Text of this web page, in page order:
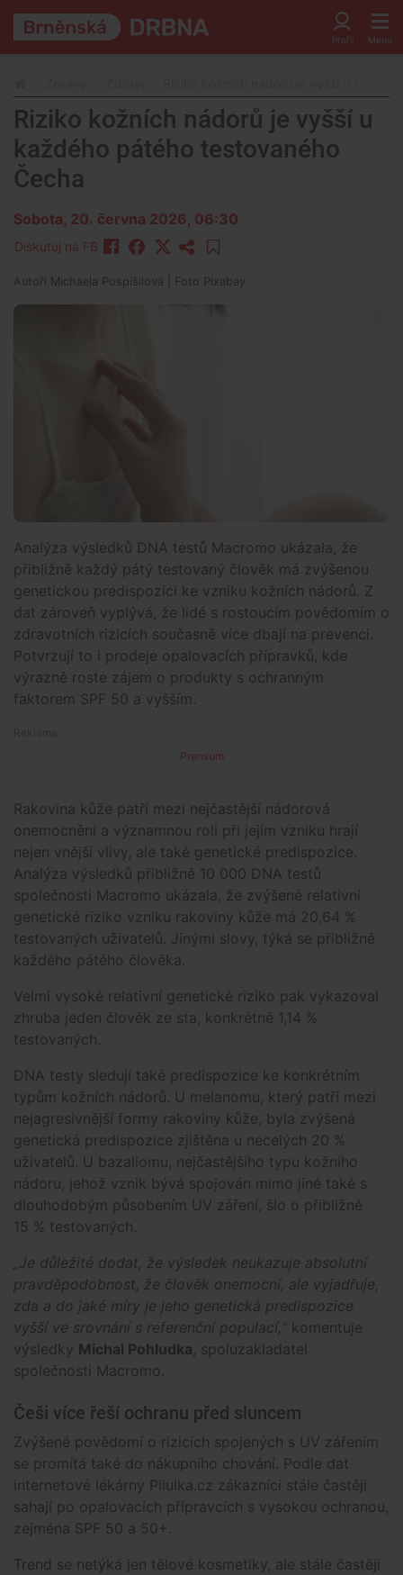
Riziko kožních nádorů je vyšší u
každého pátého testovaného
Čecha
Sobota, 20. června 2026, 06:30
Diskutuj na FB
Autoři Michaela Pospíšilová | Foto Pixabay
Analýza výsledků DNA testů Macromo ukázala, že
přibližně každý pátý testovaný člověk má zvýšenou
genetickou predispozici ke vzniku kožních nádorů. Z
dat zároveň vyplývá, že lidé s rostoucím povědomím o
zdravotních rizicích současně více dbají na prevenci.
Potvrzují to i prodeje opalovacích přípravků, kde
výrazně roste zájem o produkty s ochranným
faktorem SPF 50 a vyšším.
Premium
Rakovina kůže patří mezi nejčastější nádorová
onemocnění a významnou roli při jejím vzniku hrají
nejen vnější vlivy, ale také genetické predispozice.
Analýza výsledků přibližně 10 000 DNA testů
společnosti Macromo ukázala, že zvýšené relativní
genetické riziko vzniku rakoviny kůže má 20,64 %
testovaných uživatelů. Jinými slovy, týká se přibližně
každého pátého člověka.
Velmi vysoké relativní genetické riziko pak vykazoval
zhruba jeden člověk ze sta, konkrétně 1,14 %
testovaných.
DNA testy sledují také predispozice ke konkrétním
typům kožních nádorů. U melanomu, který patří mezi
nejagresivnější formy rakoviny kůže, byla zvýšená
genetická predispozice zjištěna u necelých 20 %
uživatelů. U bazaliomu, nejčastějšího typu kožního
nádoru, jehož vznik bývá spojován mimo jiné také s
dlouhodobým působením UV záření, šlo o přibližně
15 % testovaných.
„Je důležité dodat, že výsledek neukazuje absolutní
pravděpodobnost, že člověk onemocní, ale vyjadřuje,
zda a do jaké míry je jeho genetická predispozice
vyšší ve srovnání s referenční populací,“ komentuje
výsledky Michal Pohludka , spoluzakladatel
společnosti Macromo.
Češi více řeší ochranu před sluncem
Zvýšené povědomí o rizicích spojených s UV zářením
se promítá také do nákupního chování. Podle dat
internetové lékárny Pilulka.cz zákazníci stále častěji
sahají po opalovacích přípravcích s vysokou ochranou,
zejména SPF 50 a 50+.
Trend se netýká jen tělové kosmetiky, ale stále častěji